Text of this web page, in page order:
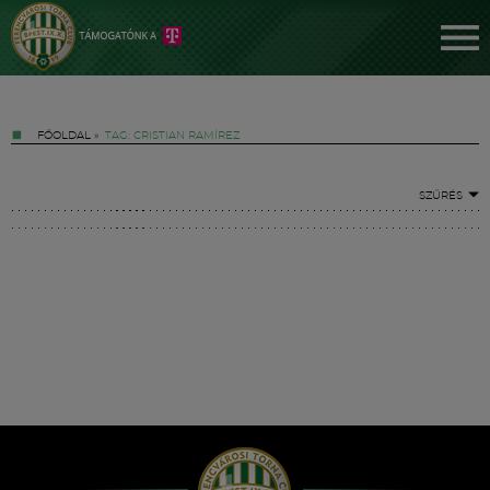
FŐOLDAL » TAG: CRISTIAN RAMÍREZ
SZŰRÉS
Hírek